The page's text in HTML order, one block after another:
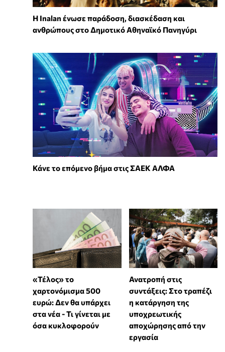
Η Inalan ένωσε παράδοση, διασκέδαση και
ανθρώπους στο Δημοτικό Αθηναϊκό Πανηγύρι
Κάνε το επόμενο βήμα στις ΣΑΕΚ ΑΛΦΑ
«Τέλος» το
χαρτονόμισμα 500
ευρώ: Δεν θα υπάρχει
στα νέα - Τι γίνεται με
όσα κυκλοφορούν
Ανατροπή στις
συντάξεις: Στο τραπέζι
η κατάργηση της
υποχρεωτικής
αποχώρησης από την
εργασία